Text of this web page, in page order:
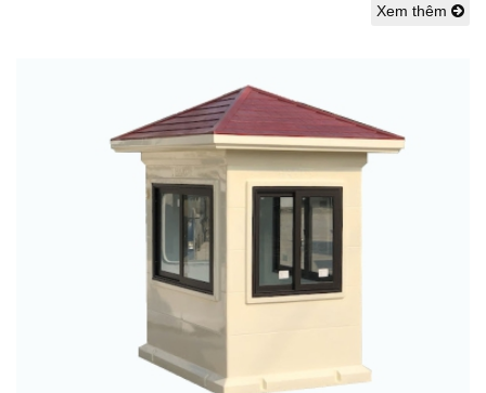
Xem thêm